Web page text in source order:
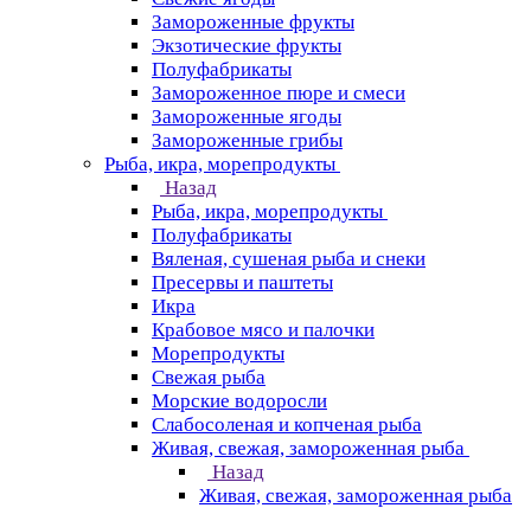
Замороженные фрукты
Экзотические фрукты
Полуфабрикаты
Замороженное пюре и смеси
Замороженные ягоды
Замороженные грибы
Рыба, икра, морепродукты
Назад
Рыба, икра, морепродукты
Полуфабрикаты
Вяленая, сушеная рыба и снеки
Пресервы и паштеты
Икра
Крабовое мясо и палочки
Морепродукты
Свежая рыба
Морские водоросли
Слабосоленая и копченая рыба
Живая, свежая, замороженная рыба
Назад
Живая, свежая, замороженная рыба